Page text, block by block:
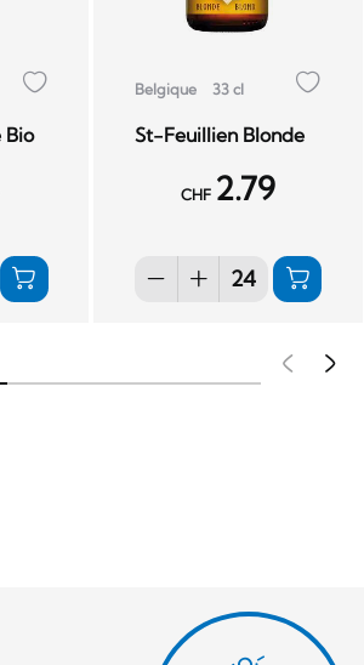
Bio
Belgique 33 cl
St-Feuillien Blonde
CHF 2.79